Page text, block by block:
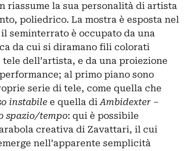
riassume la sua personalità di artista
poliedrico. La mostra è esposta nel
seminterrato è occupato da una
da cui si diramano fili colorati
dell’artista, e da una proiezione
al primo piano sono
serie di tele, come quella che
instabile e quella diAmbidexter –
spazio/tempo: qui è possibile
creativa di Zavattari, il cui
nell’apparente semplicità